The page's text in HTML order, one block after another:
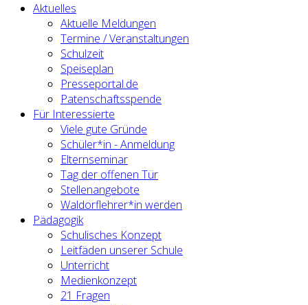
Aktuelles
Aktuelle Meldungen
Termine / Veranstaltungen
Schulzeit
Speiseplan
Presseportal.de
Patenschaftsspende
Für Interessierte
Viele gute Gründe
Schüler*in - Anmeldung
Elternseminar
Tag der offenen Tür
Stellenangebote
Waldorflehrer*in werden
Pädagogik
Schulisches Konzept
Leitfäden unserer Schule
Unterricht
Medienkonzept
21 Fragen